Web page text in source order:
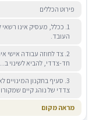
פירוט הכללים
1. ככלל, מעסיק אינו
העובד.
2. צד לחוזה עבודה אישי
חד-צדדי, להביא לשינוי ב...
3. סעיף בתקנון
צדדי של נוהג קיים
מראה מקום